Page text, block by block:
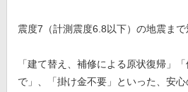
震度7（計測震度6.8以下）の地震まで
「建て替え、補修による原状復帰」
で」、「掛け金不要」といった、安心